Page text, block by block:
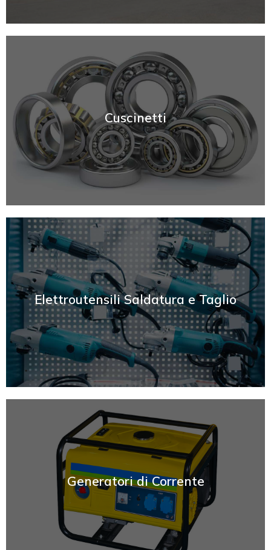
SCOPRI
Cuscinetti
SCOPRI
Elettroutensili Saldatura e Taglio
SCOPRI
Generatori di Corrente